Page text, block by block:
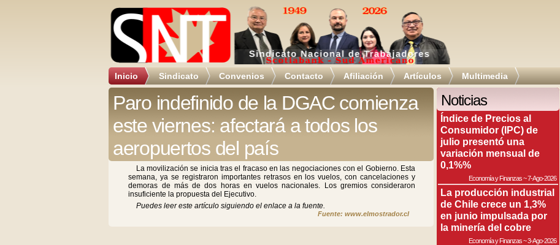
Inicio Sindicato Convenios Contacto Afiliación Artículos Multimedia
Paro indefinido de la DGAC comienza
este viernes: afectará a todos los
aeropuertos del país
La movilización se inicia tras el fracaso en las negociaciones con el Gobierno. Esta
semana, ya se registraron importantes retrasos en los vuelos, con cancelaciones y
demoras de más de dos horas en vuelos nacionales. Los gremios consideraron
insuficiente la propuesta del Ejecutivo.
Puedes leer este artículo siguiendo el enlace a la fuente.
Fuente: www.elmostrador.cl
Noticias
Índice de Precios al
Consumidor (IPC) de
julio presentó una
variación mensual de
0,1%%
Economía y Finanzas~7-Ago-2026
La producción industrial
de Chile crece un 1,3%
en junio impulsada por
la minería del cobre
Economía y Finanzas~3-Ago-2026